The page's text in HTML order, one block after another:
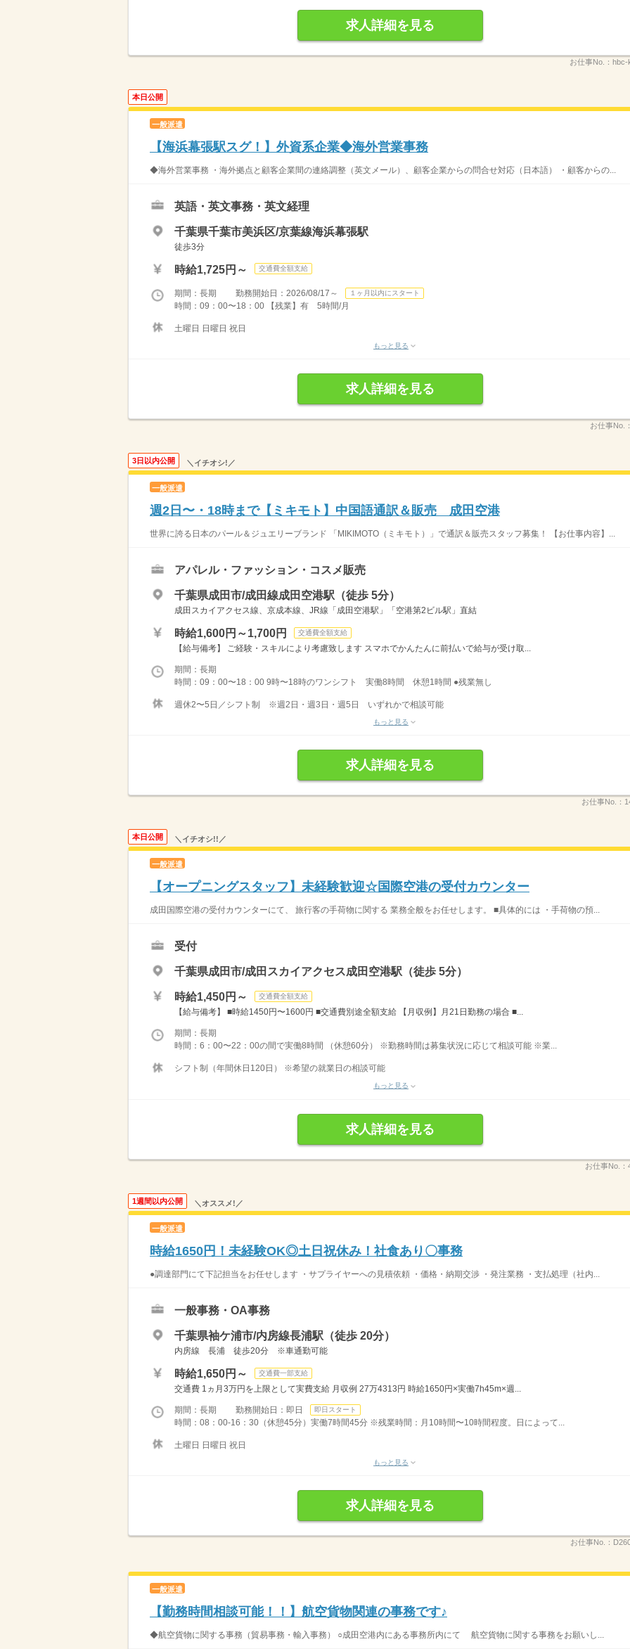
求人詳細を見る
お仕事No.： hbc-
本日公開
一般派遣
【海浜幕張駅スグ！】外資系企業◆海外営業事務
◆海外営業事務 ・海外拠点と顧客企業間の連絡調整（英文メール）、顧客企業からの問合せ対応（日本語） ・顧客からの...
英語・英文事務・英文経理
千葉県千葉市美浜区/京葉線海浜幕張駅
徒歩3分
時給1,725円～ 交通費全額支給
期間：長期 勤務開始日：2026/08/17～ １ヶ月以内にスタート
時間：09：00〜18：00 【残業】有 5時間/月
土曜日 日曜日 祝日
もっと見る
求人詳細を見る
お仕事No.：
3日以内公開 ＼イチオシ!／
一般派遣
週2日〜・18時まで【ミキモト】中国語通訳＆販売 成田空港
世界に誇る日本のパール＆ジュエリーブランド 「MIKIMOTO（ミキモト）」で通訳＆販売スタッフ募集！ 【お仕事内容】...
アパレル・ファッション・コスメ販売
千葉県成田市/成田線成田空港駅（徒歩 5分）
成田スカイアクセス線、京成本線、JR線「成田空港駅」「空港第2ビル駅」直結
時給1,600円～1,700円 交通費全額支給
【給与備考】 ご経験・スキルにより考慮致します スマホでかんたんに前払いで給与が受け取...
期間：長期
時間：09：00〜18：00 9時〜18時のワンシフト 実働8時間 休憩1時間 ●残業無し
週休2〜5日／シフト制 ※週2日・週3日・週5日 いずれかで相談可能
もっと見る
求人詳細を見る
お仕事No.：
本日公開 ＼イチオシ!!／
一般派遣
【オープニングスタッフ】未経験歓迎☆国際空港の受付カウンター
成田国際空港の受付カウンターにて、 旅行客の手荷物に関する 業務全般をお任せします。 ■具体的には ・手荷物の預...
受付
千葉県成田市/成田スカイアクセス成田空港駅（徒歩 5分）
時給1,450円～ 交通費全額支給
【給与備考】 ■時給1450円〜1600円 ■交通費別途全額支給 【月収例】月21日勤務の場合 ■...
期間：長期
時間：6：00〜22：00の間で実働8時間 （休憩60分） ※勤務時間は募集状況に応じて相談可能 ※業...
シフト制（年間休日120日） ※希望の就業日の相談可能
もっと見る
求人詳細を見る
お仕事No.：
1週間以内公開 ＼オススメ!／
一般派遣
時給1650円！未経験OK◎土日祝休み！社食あり〇事務
●調達部門にて下記担当をお任せします ・サプライヤーへの見積依頼 ・価格・納期交渉 ・発注業務 ・支払処理（社内...
一般事務・OA事務
千葉県袖ケ浦市/内房線長浦駅（徒歩 20分）
内房線 長浦 徒歩20分 ※車通勤可能
時給1,650円～ 交通費一部支給
交通費 1ヵ月3万円を上限として実費支給 月収例 27万4313円 時給1650円×実働7h45m×週...
期間：長期 勤務開始日：即日 即日スタート
時間：08：00-16：30（休憩45分）実働7時間45分 ※残業時間：月10時間〜10時間程度。日によって...
土曜日 日曜日 祝日
もっと見る
求人詳細を見る
お仕事No.：
一般派遣
【勤務時間相談可能！！】航空貨物関連の事務です♪
◆航空貨物に関する事務（貿易事務・輸入事務） ○成田空港内にある事務所内にて 航空貨物に関する事務をお願いし...